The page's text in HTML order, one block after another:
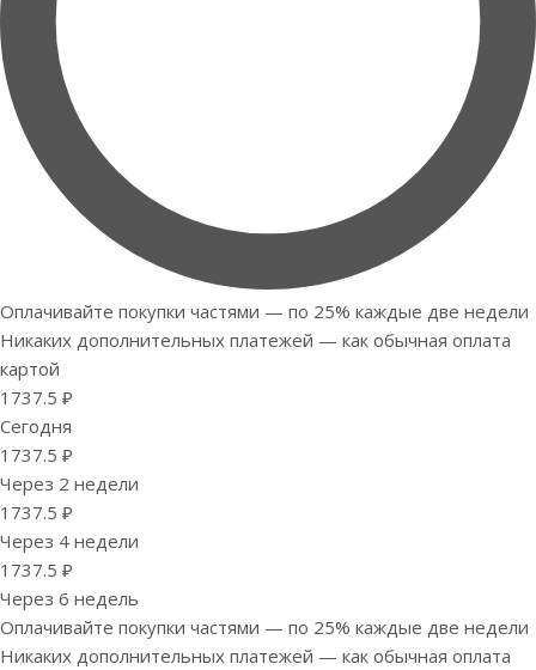
Оплачивайте покупки частями — по 25% каждые две недели
Никаких дополнительных платежей — как обычная оплата
картой
1737.5 ₽
Сегодня
1737.5 ₽
Через 2 недели
1737.5 ₽
Через 4 недели
1737.5 ₽
Через 6 недель
Оплачивайте покупки частями — по 25% каждые две недели
Никаких дополнительных платежей — как обычная оплата